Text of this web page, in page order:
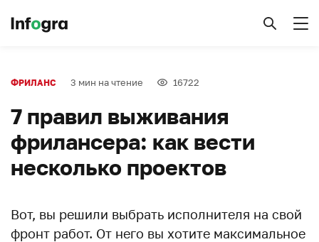
ФРИЛАНС 3 мин на чтение 16722
7 правил выживания
фрилансера: как вести
несколько проектов
Вот, вы решили выбрать исполнителя на свой
фронт работ. От него вы хотите максимальное